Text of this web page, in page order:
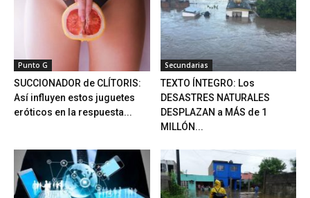
Punto G
SUCCIONADOR de CLÍTORIS:
Así influyen estos juguetes
eróticos en la respuesta...
Secundarias
TEXTO ÍNTEGRO: Los
DESASTRES NATURALES
DESPLAZAN a MÁS de 1
MILLÓN...